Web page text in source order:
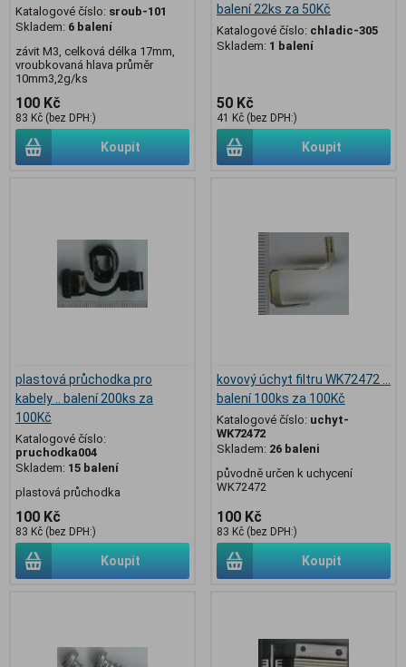
Katalogové číslo: sroub-101
Skladem: 6 balení
závit M3, celková délka 17mm,
vroubkovaná hlava průměr
10mm3,2g/ks
100 Kč
83 Kč (bez DPH:)
Koupit
balení 22ks za 50Kč
Katalogové číslo: chladic-305
Skladem: 1 balení
50 Kč
41 Kč (bez DPH:)
Koupit
plastová průchodka pro
kabely .. balení 200ks za
100Kč
Katalogové číslo:
pruchodka004
Skladem: 15 balení
plastová průchodka
100 Kč
83 Kč (bez DPH:)
Koupit
kovový úchyt filtru WK72472 ...
balení 100ks za 100Kč
Katalogové číslo: uchyt-
WK72472
Skladem: 26 baleni
původně určen k uchycení
WK72472
100 Kč
83 Kč (bez DPH:)
Koupit